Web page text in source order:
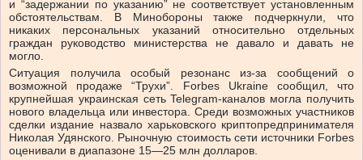
и “задержании по указанию” не соответствует установленным
обстоятельствам. В Минобороны также подчеркнули, что
никаких персональных указаний относительно отдельных
граждан руководство министерства не давало и давать не
могло.
Ситуация получила особый резонанс из-за сообщений о
возможной продаже “Трухи”. Forbes Ukraine сообщил, что
крупнейшая украинская сеть Telegram-каналов могла получить
нового владельца или инвестора. Среди возможных участников
сделки издание назвало харьковского криптопредпринимателя
Николая Удянского. Рыночную стоимость сети источники Forbes
оценивали в диапазоне 15—25 млн долларов.